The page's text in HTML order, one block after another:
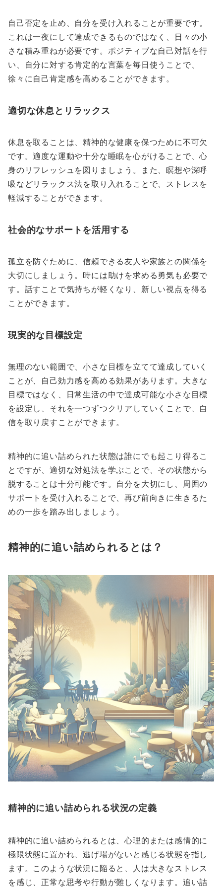
自己否定を止め、自分を受け入れることが重要です。
これは一夜にして達成できるものではなく、日々の小
さな積み重ねが必要です。ポジティブな自己対話を行
い、自分に対する肯定的な言葉を毎日使うことで、
徐々に自己肯定感を高めることができます。
適切な休息とリラックス
休息を取ることは、精神的な健康を保つために不可欠
です。適度な運動や十分な睡眠を心がけることで、心
身のリフレッシュを図りましょう。また、瞑想や深呼
吸などリラックス法を取り入れることで、ストレスを
軽減することができます。
社会的なサポートを活用する
孤立を防ぐために、信頼できる友人や家族との関係を
大切にしましょう。時には助けを求める勇気も必要で
す。話すことで気持ちが軽くなり、新しい視点を得る
ことができます。
現実的な目標設定
無理のない範囲で、小さな目標を立てて達成していく
ことが、自己効力感を高める効果があります。大きな
目標ではなく、日常生活の中で達成可能な小さな目標
を設定し、それを一つずつクリアしていくことで、自
信を取り戻すことができます。
精神的に追い詰められた状態は誰にでも起こり得るこ
とですが、適切な対処法を学ぶことで、その状態から
脱することは十分可能です。自分を大切にし、周囲の
サポートを受け入れることで、再び前向きに生きるた
めの一歩を踏み出しましょう。
精神的に追い詰められるとは？
精神的に追い詰められる状況の定義
精神的に追い詰められるとは、心理的または感情的に
極限状態に置かれ、逃げ場がないと感じる状態を指し
ます。このような状況に陥ると、人は大きなストレス
を感じ、正常な思考や行動が難しくなります。追い詰